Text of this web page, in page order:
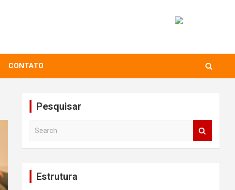
CONTATO
Pesquisar
Estrutura